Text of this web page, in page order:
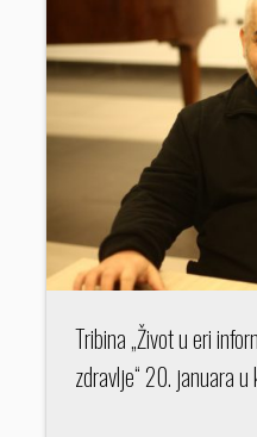
Tribina „Život u eri
zdravlje“ 20. januara u